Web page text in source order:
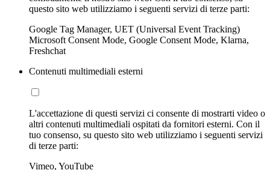
questo sito web utilizziamo i seguenti servizi di terze parti:
Google Tag Manager, UET (Universal Event Tracking)
Microsoft Consent Mode, Google Consent Mode, Klarna,
Freshchat
Contenuti multimediali esterni
L'accettazione di questi servizi ci consente di mostrarti video o
altri contenuti multimediali ospitati da fornitori esterni. Con il
tuo consenso, su questo sito web utilizziamo i seguenti servizi
di terze parti:
Vimeo, YouTube